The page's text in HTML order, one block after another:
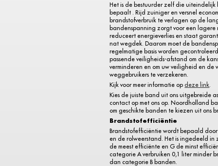
Het is de bestuurder zelf die uiteindelijk
bepaalt . Rijd zuiniger en versnel
brandstofverbruik te verlagen op de
bandenspanning zorgt voor een lagere
reduceert energieverlies en staat
nat wegdek. Daarom moet de
regelmatige basis worden
passende veiligheids-afstand om de
verminderen en om uw veiligheid en de
weggebruikers te verzekeren.
Kijk voor meer informatie op deze link
Kies de juiste band uit ons uitgebreide
contact op met ons op. Noordholland
om geschikte banden te kiezen uit ons
Brandstofefficiëntie
Brandstofefficiëntie wordt bepaald
en de rolweerstand. Het is ingedeeld in
de meest efficiënte en G de minst
categorie A verbruiken 0,1 liter minder
dan categorie B banden.